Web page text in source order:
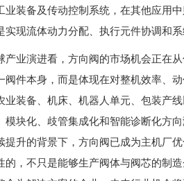
业装备及传动控制系统，在其他应用
实现流体动力分配、执行元件协调和系
产业演进看，方向阀的市场机会正在
阀件本身，而是体现在对整机效率、
业装备、机床、机器人单元、包装产
模块化、歧管集成化和智能诊断化方
提升的背景下，方向阀已成为主机厂
的，不只是能够生产阀体与阀芯的制